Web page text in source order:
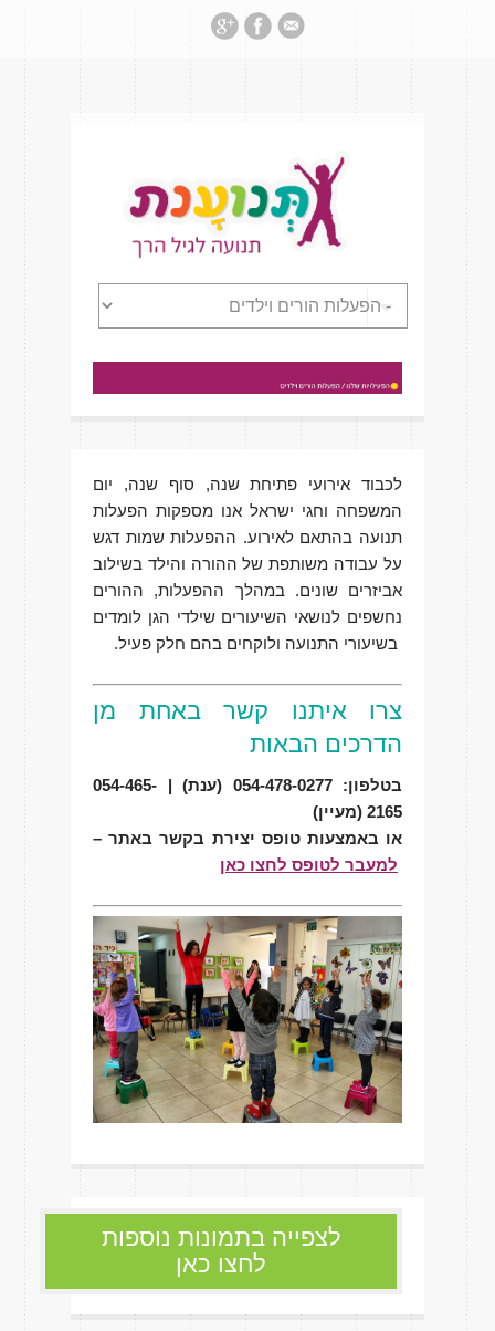
לכבוד אירועי פתיחת שנה, סוף שנה, יום
המשפחה וחגי ישראל אנו מספקות הפעלות
תנועה בהתאם לאירוע. ההפעלות שמות דגש
על עבודה משותפת של ההורה והילד בשילוב
אביזרים שונים. במהלך ההפעלות, ההורים
נחשפים לנושאי השיעורים שילדי הגן לומדים
בשיעורי התנועה ולוקחים בהם חלק פעיל.
צרו איתנו קשר באחת מן
הדרכים הבאות
בטלפון: 054-478-0277 (ענת) | 054-465-
2165 (מעיין)
או באמצעות טופס יצירת בקשר באתר –
למעבר לטופס לחצו כאן
לצפייה בתמונות נוספות
לחצו כאן